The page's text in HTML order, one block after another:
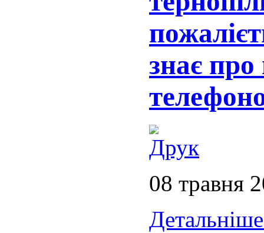
знає про
08 травня